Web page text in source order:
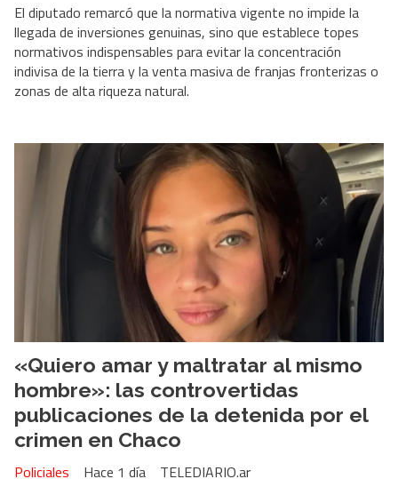
El diputado remarcó que la normativa vigente no impide la
llegada de inversiones genuinas, sino que establece topes
normativos indispensables para evitar la concentración
indivisa de la tierra y la venta masiva de franjas fronterizas o
zonas de alta riqueza natural.
«Quiero amar y maltratar al mismo
hombre»: las controvertidas
publicaciones de la detenida por el
crimen en Chaco
TELEDIARIO.ar
Policiales
Hace 1 día